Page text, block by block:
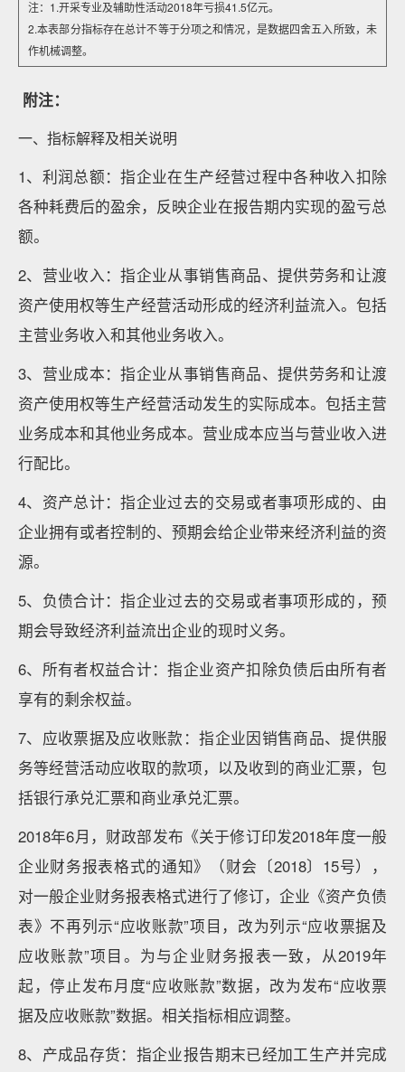
注：1.开采专业及辅助性活动2018年亏损41.5亿元。
2.本表部分指标存在总计不等于分项之和情况，是数据四舍五入所致，未
作机械调整。
附注：
一、指标解释及相关说明
1、利润总额：指企业在生产经营过程中各种收入扣除
各种耗费后的盈余，反映企业在报告期内实现的盈亏总
额。
2、营业收入：指企业从事销售商品、提供劳务和让渡
资产使用权等生产经营活动形成的经济利益流入。包括
主营业务收入和其他业务收入。
3、营业成本：指企业从事销售商品、提供劳务和让渡
资产使用权等生产经营活动发生的实际成本。包括主营
业务成本和其他业务成本。营业成本应当与营业收入进
行配比。
4、资产总计：指企业过去的交易或者事项形成的、由
企业拥有或者控制的、预期会给企业带来经济利益的资
源。
5、负债合计：指企业过去的交易或者事项形成的，预
期会导致经济利益流出企业的现时义务。
6、所有者权益合计：指企业资产扣除负债后由所有者
享有的剩余权益。
7、应收票据及应收账款：指企业因销售商品、提供服
务等经营活动应收取的款项，以及收到的商业汇票，包
括银行承兑汇票和商业承兑汇票。
2018年6月，财政部发布《关于修订印发2018年度一般
企业财务报表格式的通知》（财会〔2018〕15号），
对一般企业财务报表格式进行了修订，企业《资产负债
表》不再列示“应收账款”项目，改为列示“应收票据及
应收账款”项目。为与企业财务报表一致，从2019年
起，停止发布月度“应收账款”数据，改为发布“应收票
据及应收账款”数据。相关指标相应调整。
8、产成品存货：指企业报告期末已经加工生产并完成